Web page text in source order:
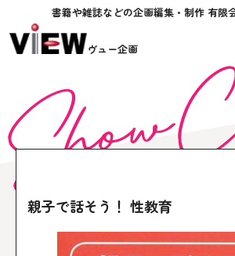
書籍や雑誌などの企画編集・制作 有限
ヴュー企画
親子で話そう！ 性教育